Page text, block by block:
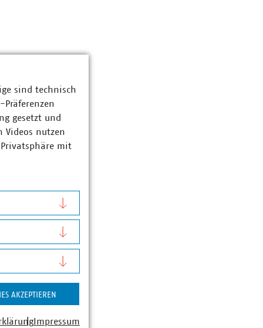
sind technisch
gesetzt und
Videos nutzen
mit
AKZEPTIEREN
Impressum